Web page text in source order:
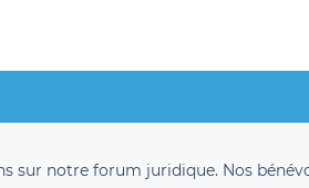
sur notre forum juridique. Nos